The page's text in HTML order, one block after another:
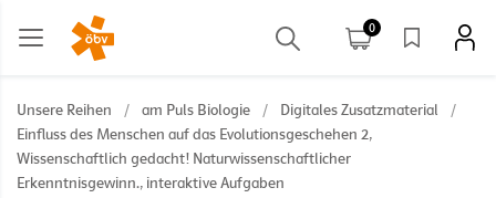
0
Unsere Reihen / am Puls Biologie / Digitales Zusatzmaterial
/
Einfluss des Menschen auf das Evolutionsgeschehen 2,
Wissenschaftlich gedacht! Naturwissenschaftlicher
Erkenntnisgewinn., interaktive Aufgaben